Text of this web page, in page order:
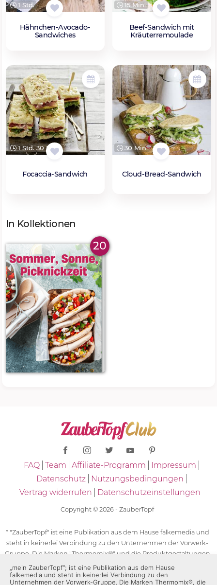
1 Std.
Hähnchen-Avocado-
Sandwiches
15 Min.
Beef-Sandwich mit
Kräuterremoulade
1 Std. 30 Min.
Focaccia-Sandwich
30 Min.
Cloud-Bread-Sandwich
In Kollektionen
20
FAQ Team Affiliate-Programm
Impressum
Datenschutz
Nutzungsbedingungen
Vertrag widerrufen
Datenschutzeinstellungen
Copyright © 2026 - ZauberTopf
* "ZauberTopf" ist eine Publikation aus dem Hause falkemedia und
steht in keinerlei Verbindung zu den Unternehmen der Vorwerk-
Gruppe. Die Marken "Thermomix®" und die Produktgestaltungen
des "Thermomix®" sind eingetragene Marken der Unternehmen
der Vorwerk-Gruppe. Die Marken Thermomix®, die Zeichen TM5®,
„mein ZauberTopf”; ist eine Publikation aus dem Hause
falkemedia und steht in keinerlei Verbindung zu den
Unternehmen der Vorwerk-Gruppe. Die Marken Thermomix®, die